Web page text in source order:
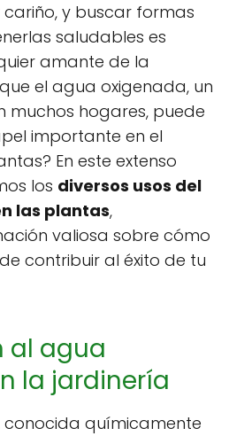
y buscar formas
saludables es
amante de la
el agua oxigenada, un
muchos hogares, puede
importante en el
En este extenso
los diversos usos del
las plantas,
valiosa sobre cómo
contribuir al éxito de tu
al agua
la jardinería
conocida químicamente